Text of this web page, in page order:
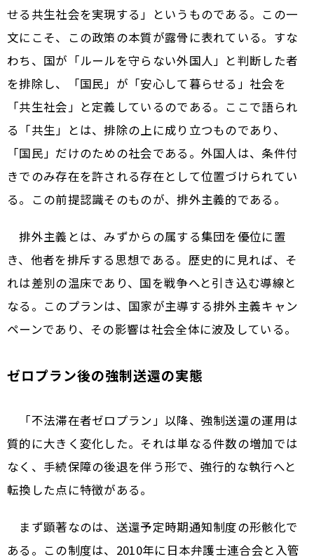
せる共生社会を実現する」というものである。この一
文にこそ、この政策の本質が露骨に表れている。すな
わち、国が「ルールを守らない外国人」と判断した者
を排除し、「国民」が「安心して暮らせる」社会を
「共生社会」と定義しているのである。ここで語られ
る「共生」とは、排除の上に成り立つものであり、
「国民」だけのための社会である。外国人は、条件付
きでのみ存在を許される存在として位置づけられてい
る。この前提認識そのものが、排外主義的である。
排外主義とは、みずからの属する集団を優位に置
き、他者を排斥する思想である。歴史的に見れば、そ
れは差別の温床であり、国を戦争へと引き込む導線と
なる。このプランは、国家が主導する排外主義キャン
ペーンであり、その影響は社会全体に波及している。
ゼロプラン後の強制送還の実態
「不法滞在者ゼロプラン」以降、強制送還の運用は
質的に大きく変化した。それは単なる件数の増加では
なく、手続保障の後退を伴う形で、強行的な執行へと
転換した点に特徴がある。
まず顕著なのは、送還予定時期通知制度の形骸化で
ある。この制度は、2010年に日本弁護士連合会と入管